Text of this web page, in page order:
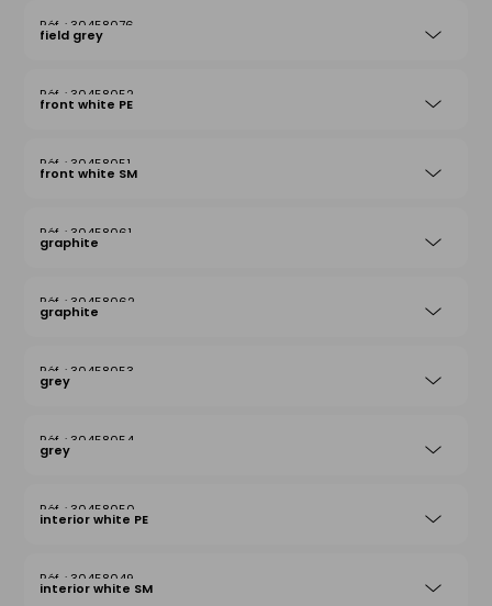
30458076
field grey
30458052
front white PE
30458051
front white SM
30458061
graphite
30458062
graphite
30458053
grey
30458054
grey
30458050
interior white PE
30458049
interior white SM